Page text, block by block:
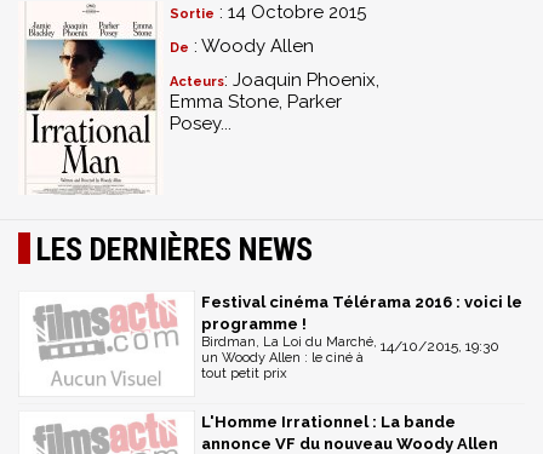
Sortie : 14 Octobre 2015
De : Woody Allen
Acteurs: Joaquin Phoenix,
Emma Stone, Parker
Posey...
LES DERNIÈRES NEWS
Festival cinéma Télérama 2016 : voici le
programme !
14/10/2015, 19:30
Birdman, La Loi du Marché,
un Woody Allen : le ciné à
tout petit prix
L'Homme Irrationnel : La bande
annonce VF du nouveau Woody Allen